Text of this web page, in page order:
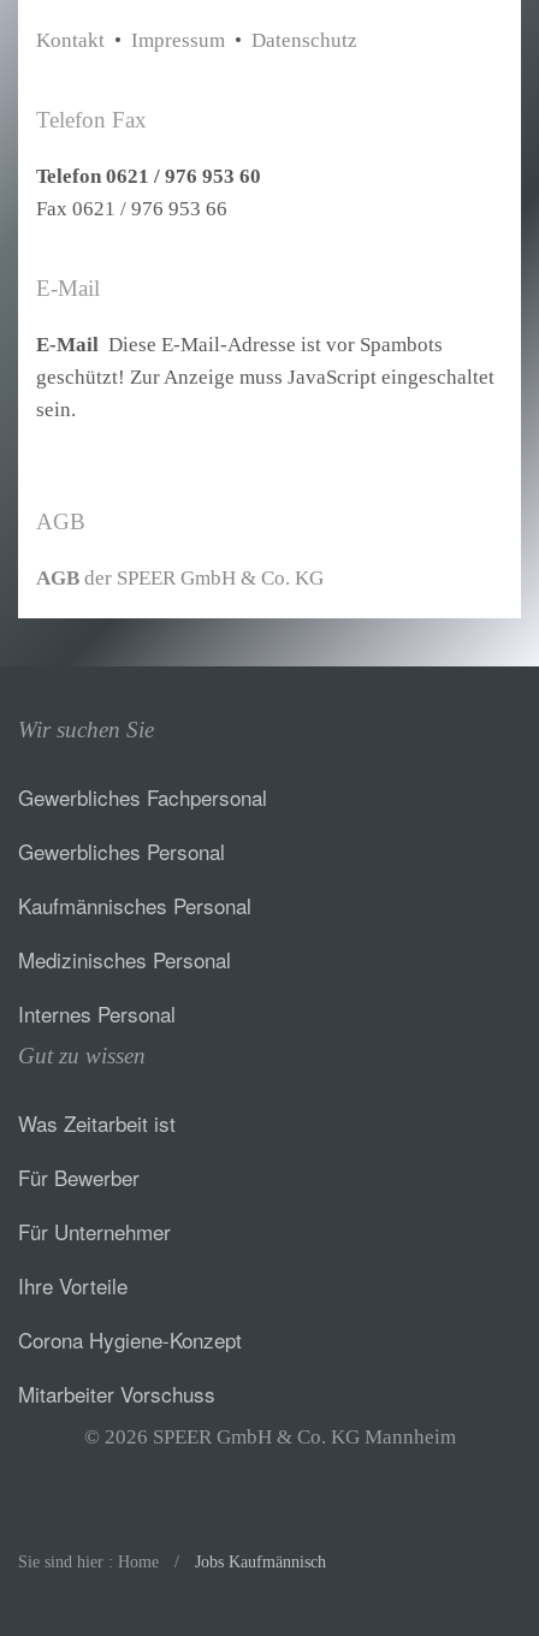
Kontakt • Impressum • Datenschutz
Telefon Fax
Telefon 0621 / 976 953 60
Fax 0621 / 976 953 66
E-Mail
E-Mail Diese E-Mail-Adresse ist vor Spambots
geschützt! Zur Anzeige muss JavaScript eingeschaltet
sein.
AGB
AGB der SPEER GmbH & Co. KG
Wir suchen Sie
Gewerbliches Fachpersonal
Gewerbliches Personal
Kaufmännisches Personal
Medizinisches Personal
Internes Personal
Gut zu wissen
Was Zeitarbeit ist
Für Bewerber
Für Unternehmer
Ihre Vorteile
Corona Hygiene-Konzept
Mitarbeiter Vorschuss
© 2026 SPEER GmbH & Co. KG Mannheim
Sie sind hier : Home Jobs Kaufmännisch